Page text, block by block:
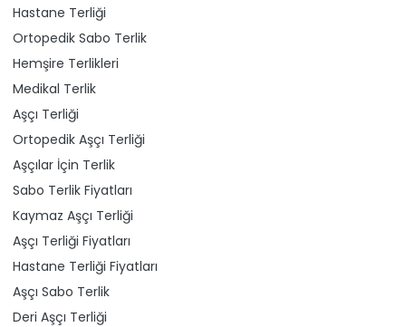
Hastane Terliği
Ortopedik Sabo Terlik
Hemşire Terlikleri
Medikal Terlik
Aşçı Terliği
Ortopedik Aşçı Terliği
Aşçılar İçin Terlik
Sabo Terlik Fiyatları
Kaymaz Aşçı Terliği
Aşçı Terliği Fiyatları
Hastane Terliği Fiyatları
Aşçı Sabo Terlik
Deri Aşçı Terliği